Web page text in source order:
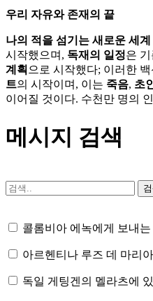
우리 자유와 존재의 끝
나의 적을 섬기는 새로운 세계
시작했으며, 독재의 일정은
계획 으로 시작했다; 이러한
트의 시작이며, 이는 죽음, 초
이어질 것이다. 수천만 명의
메시지 검색
콜롬비아 에녹에게 보내
아르헨티나 루즈 데 마리
독일 게팅겐의 멜라츠에